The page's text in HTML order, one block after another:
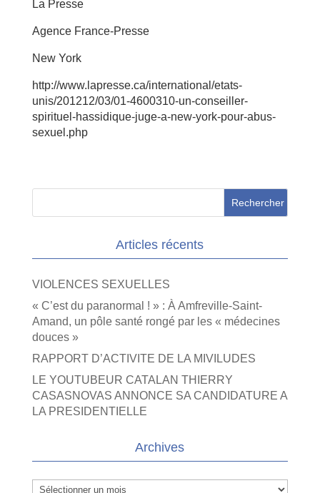
La Presse
Agence France-Presse
New York
http://www.lapresse.ca/international/etats-
unis/201212/03/01-4600310-un-conseiller-
spirituel-hassidique-juge-a-new-york-pour-abus-
sexuel.php
Articles récents
VIOLENCES SEXUELLES
« C’est du paranormal ! » : À Amfreville-Saint-
Amand, un pôle santé rongé par les « médecines
douces »
RAPPORT D’ACTIVITE DE LA MIVILUDES
LE YOUTUBEUR CATALAN THIERRY
CASASNOVAS ANNONCE SA CANDIDATURE A
LA PRESIDENTIELLE
Archives
Archives